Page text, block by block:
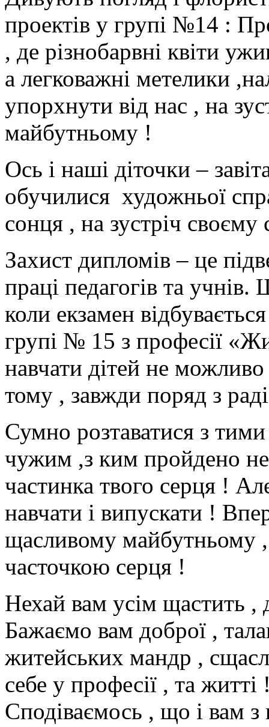
проектів у групі №14 :
, де різнобарвні квіти
а легковажні метелики
упорхнути від нас , на
майбутньому !
Ось і наші діточки –
обучилися художньої
сонця , на зустріч
Захист дипломів – це
праці педагогів та
коли екзамен
групі № 15 з професії
навчати дітей не
тому , завжди поряд з
Сумно розтаватися з
чужим ,з ким пройдено
частинка твого серця !
навчати і випускати !
щасливому майбутньому
часточкою серця !
Нехай вам усім щастить ,
Бажаємо вам доброї ,
житейських мандр ,
себе у професії , та
Сподіваємось , що і вам